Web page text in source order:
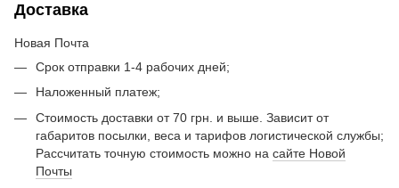
Доставка
Новая Почта
Срок отправки 1-4 рабочих дней;
Наложенный платеж;
Стоимость доставки от 70 грн. и выше. Зависит от
габаритов посылки, веса и тарифов логистической службы;
Рассчитать точную стоимость можно на сайте Новой
Почты